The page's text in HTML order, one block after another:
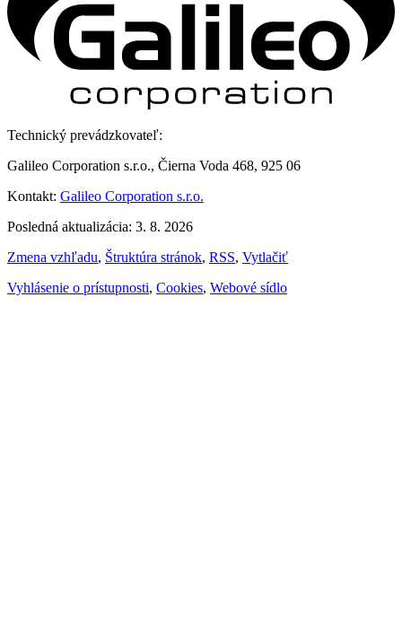
Technický prevádzkovateľ:
Galileo Corporation s.r.o., Čierna Voda 468, 925 06
Kontakt: Galileo Corporation s.r.o.
Posledná aktualizácia: 3. 8. 2026
Zmena vzhľadu, Štruktúra stránok, RSS, Vytlačiť
Vyhlásenie o prístupnosti, Cookies, Webové sídlo